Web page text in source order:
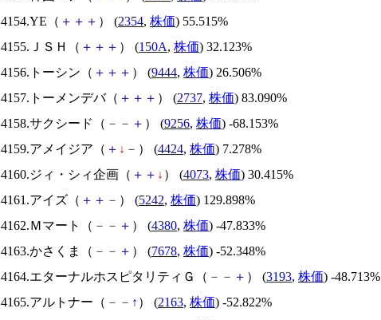
4154.YE（ ＋ ＋ ＋ ） (2354, 株価) 55.515%
4155.ＪＳＨ（ ＋ ＋ ＋ ） (150A, 株価) 32.123%
4156.トーシン（ ＋ ＋ ＋ ） (9444, 株価) 26.506%
4157.トーメンデバ（ ＋ ＋ ＋ ） (2737, 株価) 83.090%
4158.サクシード（ － － ＋ ） (9256, 株価) -68.153%
4159.アメイジア（ ＋ ↓ － ） (4424, 株価) 7.278%
4160.ジィ・シィ企画（ ＋ ＋ ↓ ） (4073, 株価) 30.415%
4161.アイズ（ ＋ ＋ － ） (5242, 株価) 129.898%
4162.Ｍマート（ － － ＋ ） (4380, 株価) -47.833%
4163.かさくま（ － － ＋ ） (7678, 株価) -52.348%
4164.エターナルホスピタリティＧ（ － － ＋ ） (3193, 株価) -48.713%
4165.アルトナー（ － － ↑ ） (2163, 株価) -52.822%